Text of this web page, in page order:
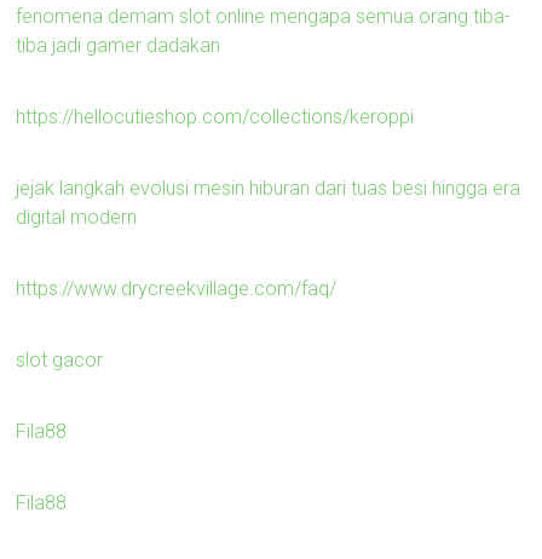
fenomena demam slot online mengapa semua orang tiba-
tiba jadi gamer dadakan
https://hellocutieshop.com/collections/keroppi
jejak langkah evolusi mesin hiburan dari tuas besi hingga era
digital modern
https://www.drycreekvillage.com/faq/
slot gacor
Fila88
Fila88